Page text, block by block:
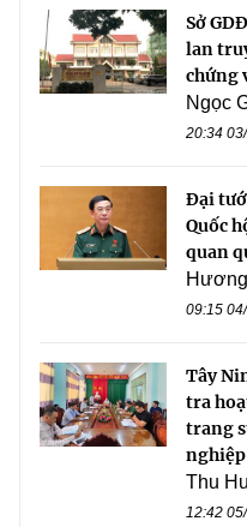
Sở
lan
chứng
Ngọc
20:34
Đại
Quốc
quan
09:15
Tây
tra
trang
nghiệp
Thu
12:42